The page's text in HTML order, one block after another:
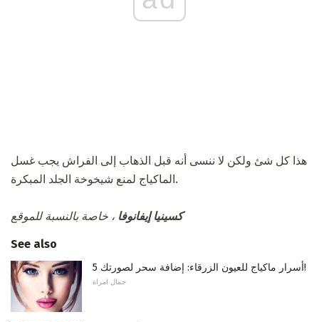
هذا كل شئ ولكن لا ننسى أنه قبل الذهاب إلى الفراش يجب غسل
الماكياج لمنع شيخوخة الجلد المبكرة.
كسينيا إيفانوفا ، خاصة بالنسبة للموقع
See also
5 أسرار ماكياج للعيون الزرقاء: إضافة سحر لصورتك!
جمال امراة